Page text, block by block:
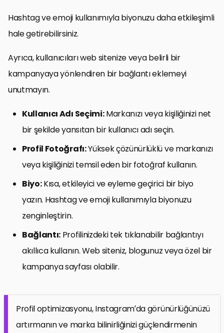
Hashtag ve emoji kullanımıyla biyonuzu daha etkileşimli
hale getirebilirsiniz.
Ayrıca, kullanıcıları web sitenize veya belirli bir
kampanyaya yönlendiren bir bağlantı eklemeyi
unutmayın.
Kullanıcı Adı Seçimi:Markanızı veya kişiliğinizi net
bir şekilde yansıtan bir kullanıcı adı seçin.
Profil Fotoğrafı:Yüksek çözünürlüklü ve markanızı
veya kişiliğinizi temsil eden bir fotoğraf kullanın.
Biyo:Kısa, etkileyici ve eyleme geçirici bir biyo
yazın. Hashtag ve emoji kullanımıyla biyonuzu
zenginleştirin.
Bağlantı: Profilinizdeki tek tıklanabilir bağlantıyı
akıllıca kullanın. Web siteniz, blogunuz veya özel bir
kampanya sayfası olabilir.
Profil optimizasyonu, Instagram’da görünürlüğünüzü
artırmanın ve marka bilinirliğinizi güçlendirmenin